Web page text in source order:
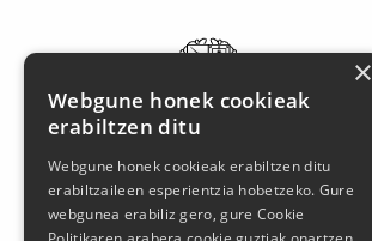
Jarrai gaitzazu sare sozialetan
×
Webgune honek cookieak
erabiltzen ditu
Webgune honek cookieak erabiltzen ditu
erabiltzaileen esperientzia hobetzeko. Gure
webgunea erabiliz gero, gure Cookie